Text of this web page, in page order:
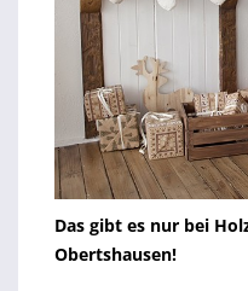
Das gibt es nur bei
Obertshausen!